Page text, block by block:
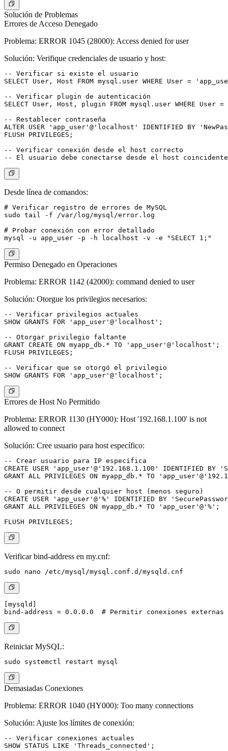
Solución de Problemas
Errores de Acceso Denegado
Problema: ERROR 1045 (28000): Access denied for user
Solución: Verifique credenciales de usuario y host:
-- Verificar si existe el usuario
SELECT User, Host FROM mysql.user WHERE User =
-- Verificar plugin de autenticación
SELECT User, Host, plugin FROM mysql.user WHERE User
-- Restablecer contraseña
ALTER USER 'app_user'@'localhost' IDENTIFIED BY
FLUSH PRIVILEGES;
-- Verificar conexión desde el host correcto
Desde línea de comandos:
# Verificar registro de errores de MySQL
sudo tail -f /var/log/mysql/error.log
# Probar conexión con error detallado
Permiso Denegado en Operaciones
Problema: ERROR 1142 (42000): command denied to user
Solución: Otorgue los privilegios necesarios:
-- Verificar privilegios actuales
SHOW GRANTS FOR 'app_user'@'localhost';
-- Otorgar privilegio faltante
GRANT CREATE ON myapp_db.* TO 'app_user'@'localhost';
FLUSH PRIVILEGES;
-- Verificar que se otorgó el privilegio
Errores de Host No Permitido
Problema: ERROR 1130 (HY000): Host '192.168.1.100' is not
allowed to connect
Solución: Cree usuario para host específico:
-- Crear usuario para IP específica
CREATE USER 'app_user'@'192.168.1.100' IDENTIFIED BY
GRANT ALL PRIVILEGES ON myapp_db.* TO
-- O permitir desde cualquier host (menos seguro)
CREATE USER 'app_user'@'%' IDENTIFIED BY
GRANT ALL PRIVILEGES ON myapp_db.* TO 'app_user'@'%';
Verificar bind-address en my.cnf:
[mysqld]
Reiniciar MySQL:
Demasiadas Conexiones
Problema: ERROR 1040 (HY000): Too many connections
Solución: Ajuste los límites de conexión:
-- Verificar conexiones actuales
SHOW STATUS LIKE 'Threads_connected';